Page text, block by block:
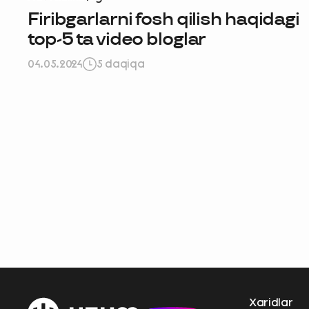
Firibgarlarni fosh qilish haqidagi
top-5 ta video bloglar
04.05.2024 5 daqiqa
Xaridlar
boshlash